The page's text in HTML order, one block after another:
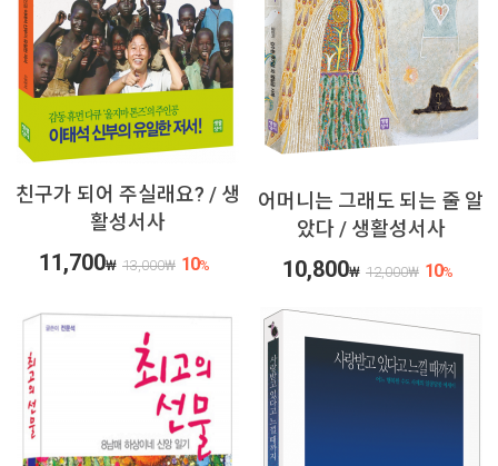
친구가 되어 주실래요? / 생
활성서사
11,700₩ 13,000₩ 10%
어머니는 그래도 되는 줄 알
았다 / 생활성서사
10,800₩ 12,000₩ 10%